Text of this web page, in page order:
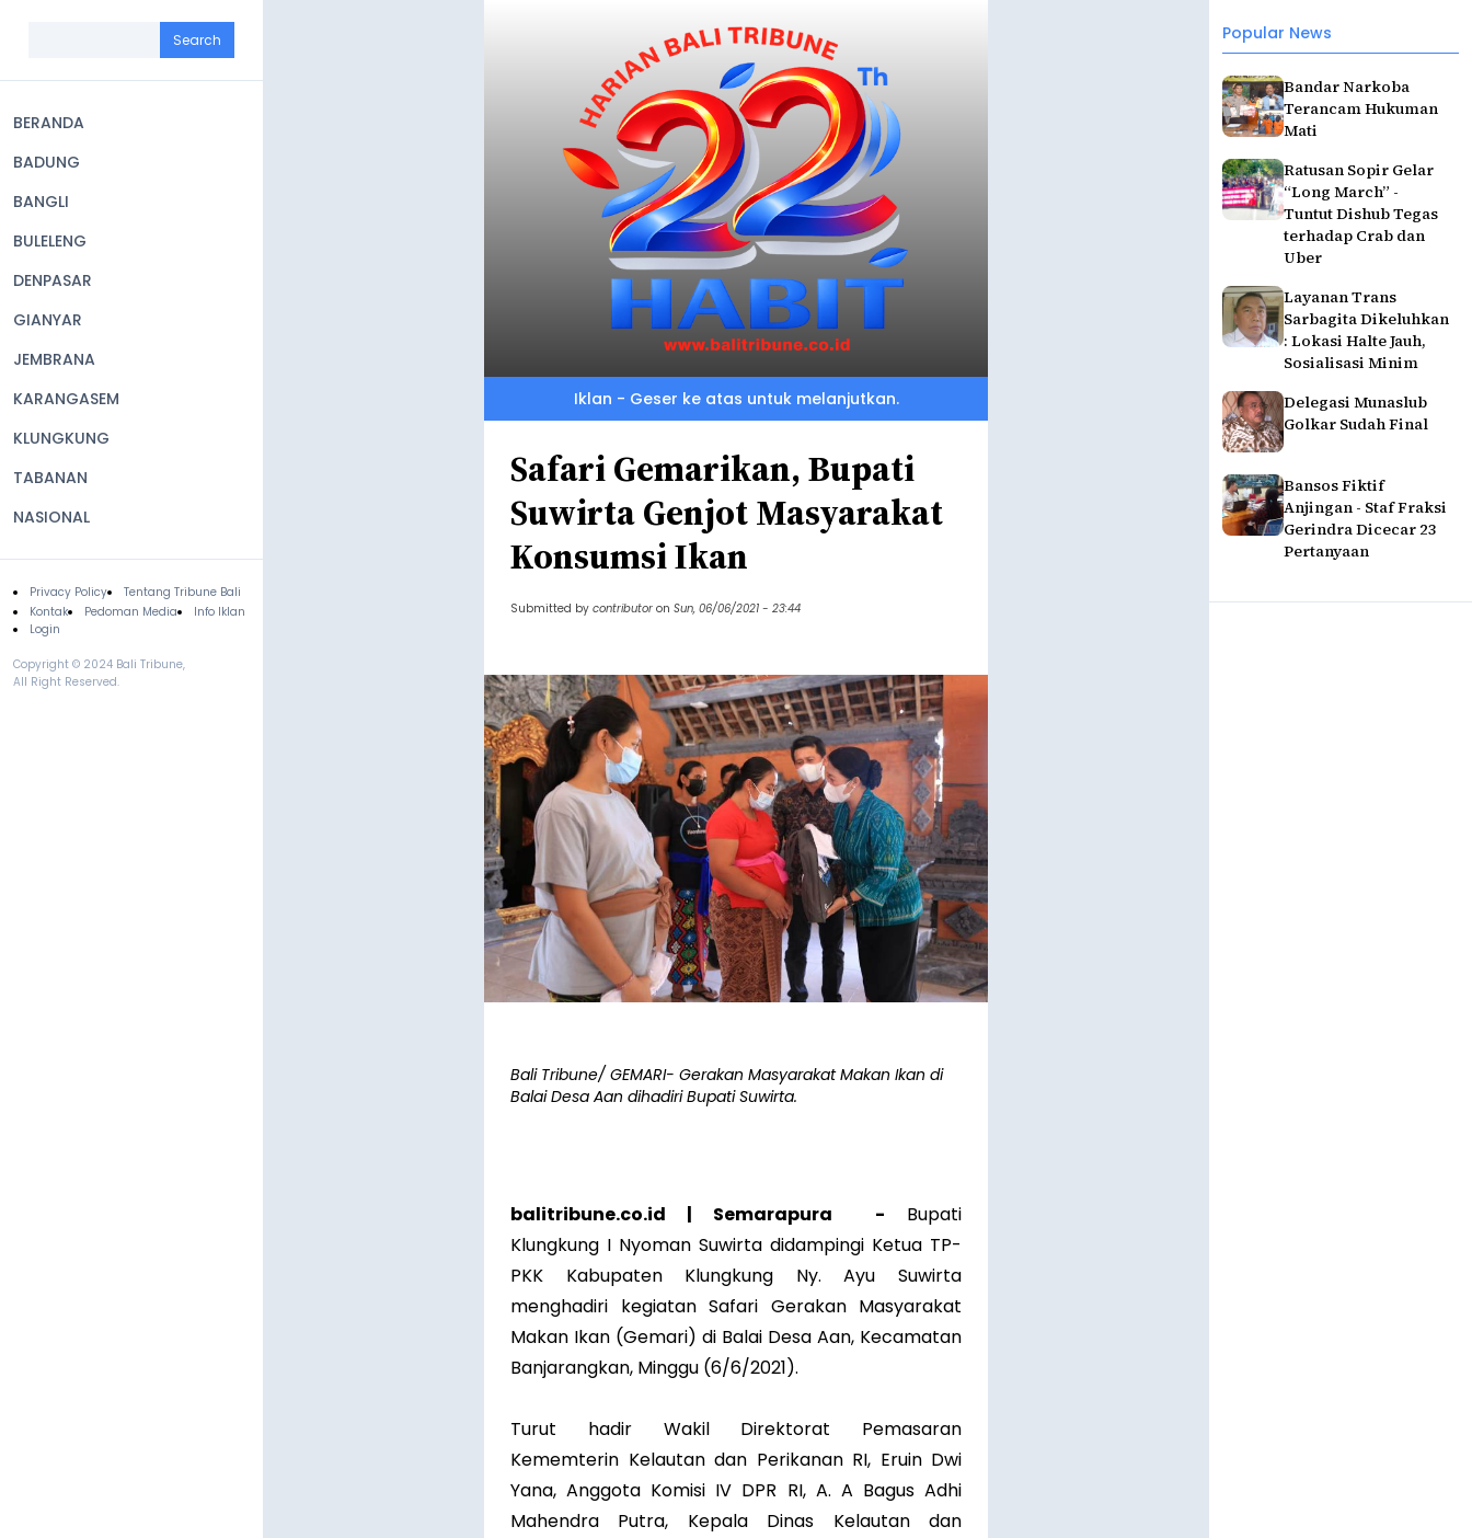
navigation
BERANDA
BADUNG
BANGLI
BULELENG
DENPASAR
GIANYAR
JEMBRANA
KARANGASEM
KLUNGKUNG
TABANAN
NASIONAL
Footer
Privacy Policy
Tentang Tribune Bali
Kontak
Pedoman Media
Info Iklan
Login
Copyright © 2024 Bali Tribune,
All Right Reserved.
Popular News
Bandar Narkoba
Terancam Hukuman
Mati
Ratusan Sopir Gelar
“Long March” -
Tuntut Dishub Tegas
terhadap Crab dan
Uber
Layanan Trans
Sarbagita Dikeluhkan
: Lokasi Halte Jauh,
Sosialisasi Minim
Delegasi Munaslub
Golkar Sudah Final
Bansos Fiktif
Anjingan - Staf Fraksi
Gerindra Dicecar 23
Pertanyaan
Iklan - Geser ke atas untuk melanjutkan.
Safari Gemarikan, Bupati
Suwirta Genjot Masyarakat
Konsumsi Ikan
Submitted by contributor on Sun, 06/06/2021 - 23:44
Bali Tribune/ GEMARI- Gerakan Masyarakat Makan Ikan di
Balai Desa Aan dihadiri Bupati Suwirta.
balitribune.co.id | Semarapura - Bupati
Klungkung I Nyoman Suwirta didampingi Ketua TP-
PKK Kabupaten Klungkung Ny. Ayu Suwirta
menghadiri kegiatan Safari Gerakan Masyarakat
Makan Ikan (Gemari) di Balai Desa Aan, Kecamatan
Banjarangkan, Minggu (6/6/2021).
Turut hadir Wakil Direktorat Pemasaran
Kememterin Kelautan dan Perikanan RI, Eruin Dwi
Yana, Anggota Komisi IV DPR RI, A. A Bagus Adhi
Mahendra Putra, Kepala Dinas Kelautan dan